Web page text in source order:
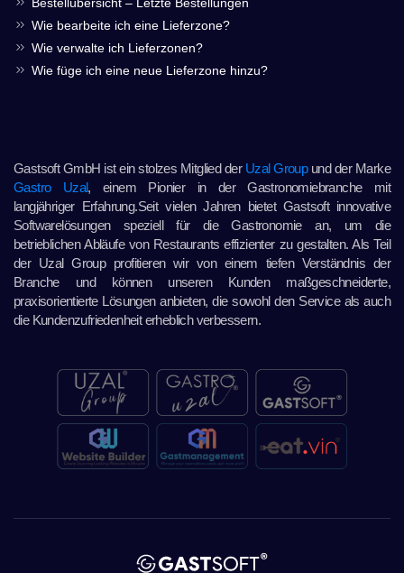
Bestellübersicht – Letzte Bestellungen
Wie bearbeite ich eine Lieferzone?
Wie verwalte ich Lieferzonen?
Wie füge ich eine neue Lieferzone hinzu?
Gastsoft GmbH ist ein stolzes Mitglied der Uzal Groupund der Marke
Gastro Uzal, einem Pionier in der Gastronomiebranche mit
langjähriger Erfahrung.Seit vielen Jahren bietet Gastsoft innovative
Softwarelösungen speziell für die Gastronomie an, um die
betrieblichen Abläufe von Restaurants effizienter zu gestalten. Als Teil
der Uzal Group profitieren wir von einem tiefen Verständnis der
Branche und können unseren Kunden maßgeschneiderte,
praxisorientierte Lösungen anbieten, die sowohl den Service als auch
die Kundenzufriedenheit erheblich verbessern.